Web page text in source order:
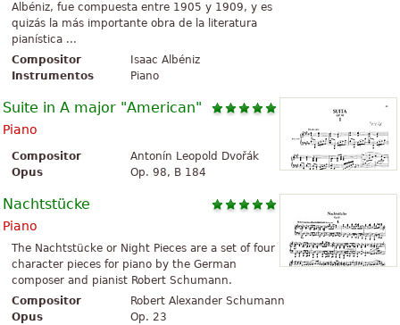
Albéniz, fue compuesta entre 1905 y 1909, y es
quizás la más importante obra de la literatura
pianística ...
Compositor
Isaac Albéniz
Instrumentos
Piano
Suite in A major "American"
Piano
Compositor
Antonín Leopold Dvořák
Opus
Op. 98, B 184
Nachtstücke
Piano
The Nachtstücke or Night Pieces are a set of four
character pieces for piano by the German
composer and pianist Robert Schumann.
Compositor
Robert Alexander Schumann
Opus
Op. 23